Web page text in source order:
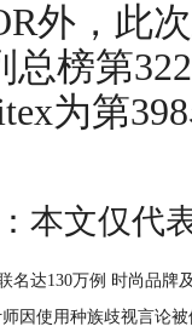
，此次
总榜第
为第
文仅代表
名达130万例 时尚品牌
因使用种族歧视言论被